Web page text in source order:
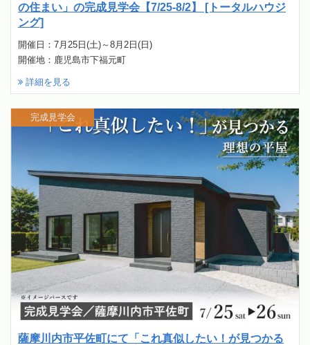
の住まい」の完成見学会【7/25-8/2】 [トータルハウジ
ング]
開催日：7月25日(土)～8月2日(日)
開催地：鹿児島市下福元町
詳細を見る
薩摩川内市平佐町にて「これ真似したい！が見つかる
完成見学会